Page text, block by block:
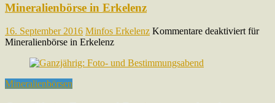
Mineralienbörse in Erkelenz
16. September 2016 Minfos Erkelenz Kommentare deaktiviert für
Mineralienbörse in Erkelenz
Mineralienbörsen